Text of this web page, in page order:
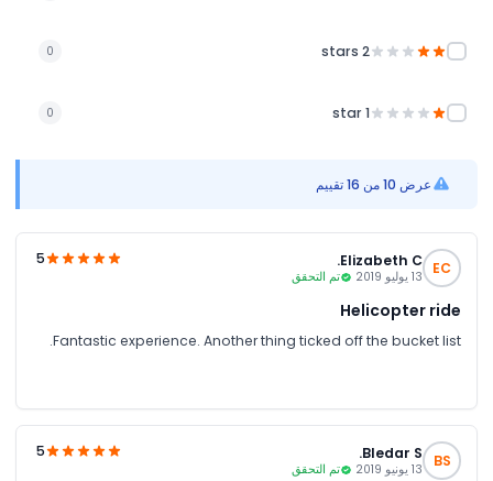
2 stars
0
1 star
0
عرض 10 من 16 تقييم
EC
Elizabeth C.
13 يوليو 2019 تم التحقق
5
Helicopter ride
Fantastic experience. Another thing ticked off the bucket list.
BS
Bledar S.
13 يونيو 2019 تم التحقق
5